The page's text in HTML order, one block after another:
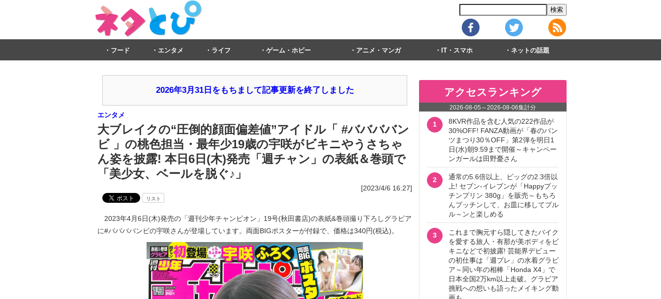
フード エンタメ ライフ ゲーム・ホビー アニメ・マンガ IT・スマホ ネットの話題
2026年3月31日をもちまして記事更新を終了しました
エンタメ
大ブレイクの“圧倒的顔面偏差値”アイドル「 #ババババン
ビ 」の桃色担当・最年少19歳の宇咲がビキニやうさちゃ
ん姿を披露! 本日6日(木)発売「週チャン」の表紙＆巻頭で
「美少女、ベールを脱ぐ♪」
[2023/4/6 16:27]
リスト
2023年4月6日(木)発売の「週刊少年チャンピオン」19号(秋田書店)の表紙&巻頭撮り下ろしグラビア
に#ババババンビの宇咲さんが登場しています。両面BIGポスターが付録で、価格は340円(税込)。
アクセスランキング
2026-08-05 ～2026-08-06集計分
1
8KVR作品を含む人気の222作品が
30%OFF! FANZA動画が「春のパン
ツまつり30％OFF」第2弾を明日1
日(水)朝9:59まで開催～キャンペー
ンガールは田野憂さん
2
通常の5.6倍以上、ビッグの2.3倍以
上! セブン‐イレブンが「Happyプッ
チンプリン 380g」を販売～もちろ
んプッチンして、お皿に移してプル
ル～ンと楽しめる
3
これまで胸元すら隠してきたバイク
を愛する旅人・有那が美ボディをビ
キニなどで初披露! 芸能界デビュー
の初仕事は「週プレ」の水着グラビ
ア～同い年の相棒「Honda X4」で
日本全国2万km以上走破。グラビア
挑戦への想いも語ったメイキング動